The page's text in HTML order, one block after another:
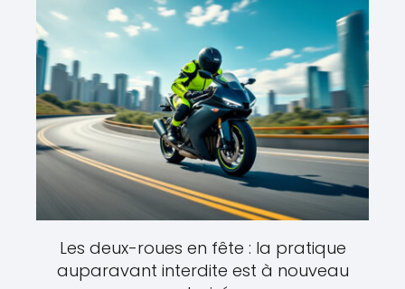
Les deux-roues en fête : la pratique
auparavant interdite est à nouveau